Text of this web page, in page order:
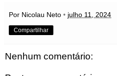
Por Nicolau Neto • julho 11, 2024
Compartilhar
Nenhum comentário: